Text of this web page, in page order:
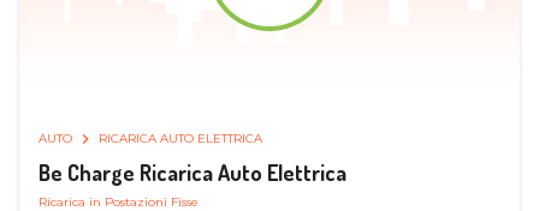
AUTO RICARICA AUTO ELETTRICA
Be Charge Ricarica Auto Elettrica
Ricarica in Postazioni Fisse